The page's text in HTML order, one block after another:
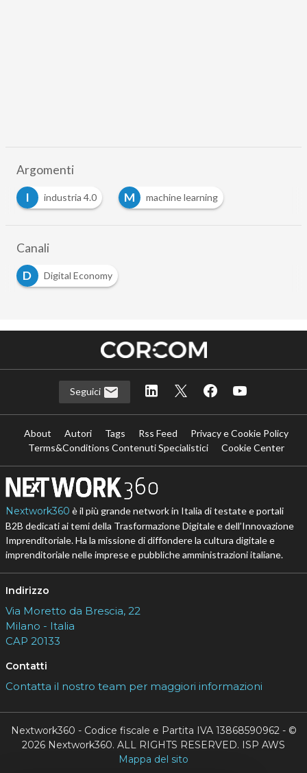
Argomenti
I
industria 4.0 M machine learning
Canali
D
Digital Economy
Seguici
About Autori Tags Rss Feed
Privacy e Cookie Policy
Terms&Conditions Contenuti Specialistici
Cookie Center
Nextwork360 è il più grande network in Italia di testate e portali
B2B dedicati ai temi della Trasformazione Digitale e dell’Innovazione
Imprenditoriale. Ha la missione di diffondere la cultura digitale e
imprenditoriale nelle imprese e pubbliche amministrazioni italiane.
Indirizzo
Via Moretto da Brescia, 22
Milano - Italia
CAP 20133
Contatti
Contatta il nostro team per maggiori informazioni
Nextwork360 - Codice fiscale e Partita IVA 13868590962 - ©
2026 Nextwork360. ALL RIGHTS RESERVED. ISP AWS
Mappa del sito